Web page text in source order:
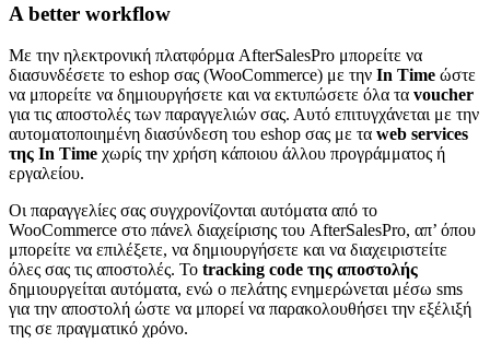
A better workflow
Με την ηλεκτρονική πλατφόρμα AfterSalesPro μπορείτε να
διασυνδέσετε το eshop σας (WooCommerce) με την In Time ώστε
να μπορείτε να δημιουργήσετε και να εκτυπώσετε όλα τα voucher
για τις αποστολές των παραγγελιών σας. Αυτό επιτυγχάνεται με την
αυτοματοποιημένη διασύνδεση του eshop σας με τα web services
της In Time χωρίς την χρήση κάποιου άλλου προγράμματος ή
εργαλείου.
Οι παραγγελίες σας συγχρονίζονται αυτόματα από το
WooCommerce στο πάνελ διαχείρισης του AfterSalesPro, απ’ όπου
μπορείτε να επιλέξετε, να δημιουργήσετε και να διαχειριστείτε
όλες σας τις αποστολές. Το tracking code της αποστολής
δημιουργείται αυτόματα, ενώ ο πελάτης ενημερώνεται μέσω sms
για την αποστολή ώστε να μπορεί να παρακολουθήσει την εξέλιξή
της σε πραγματικό χρόνο.